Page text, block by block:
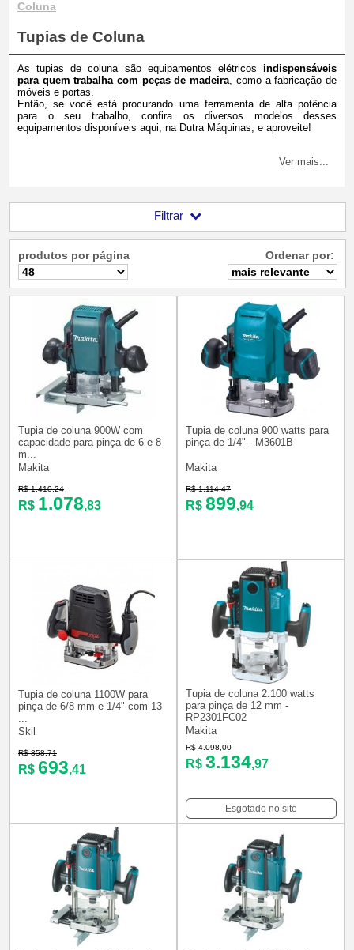
Coluna
Tupias de Coluna
As tupias de coluna são equipamentos elétricos indispensáveis
para quem trabalha com peças de madeira, como a fabricação de
móveis e portas.
Então, se você está procurando uma ferramenta de alta potência
para o seu trabalho, confira os diversos modelos desses
equipamentos disponíveis aqui, na Dutra Máquinas, e aproveite!
Ver mais...
Filtrar
produtos por página Ordenar por:
Tupia de coluna 900W com
capacidade para pinça de 6 e 8
m...
Makita
R$ 1.410,24
R$ 1.078,83
Tupia de coluna 900 watts para
pinça de 1/4" - M3601B
Makita
R$ 1.114,47
R$ 899,94
Tupia de coluna 1100W para
pinça de 6/8 mm e 1/4" com 13
Skil
R$ 858,71
R$ 693,41
Tupia de coluna 2.100 watts
para pinça de 12 mm -
RP2301FC02
Makita
R$ 4.098,00
R$ 3.134,97
Esgotado no site